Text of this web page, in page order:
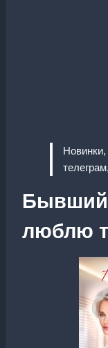
Бывший
люблю